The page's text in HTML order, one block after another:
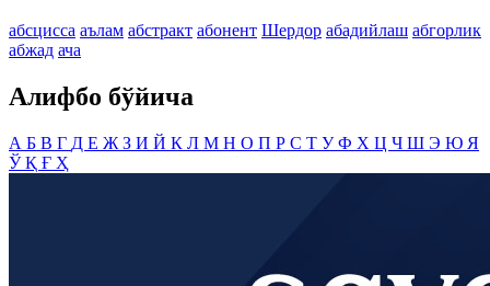
абсцисса аълам абстракт абонент Шердор абадийлаш абгорлик
абжад ача
Алифбо бўйича
А Б В Г Д Е Ж З И Й К Л М Н О П Р С Т УФ Х Ц Ч Ш Э Ю Я
ЎҚ Ғ Ҳ